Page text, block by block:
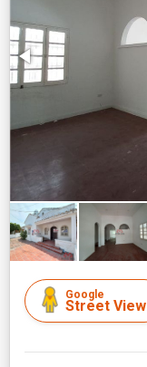
Google
Street View